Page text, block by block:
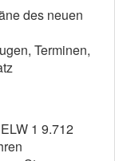
des neuen
Terminen,
1 9.712